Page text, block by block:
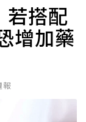
若搭配
增加藥
報